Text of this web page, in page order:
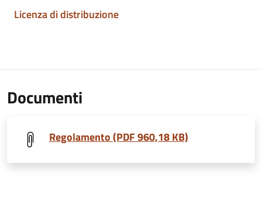
Licenza di distribuzione
Documenti
Regolamento (PDF 960,18 KB)